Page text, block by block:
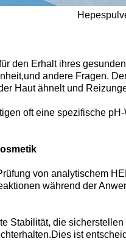
den Erhalt ihres
andere Fragen.
Haut ähnelt und
oft eine spezifische
von analytischem
während der
Stabilität, die
ist